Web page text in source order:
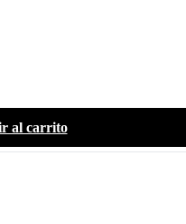
al carrito